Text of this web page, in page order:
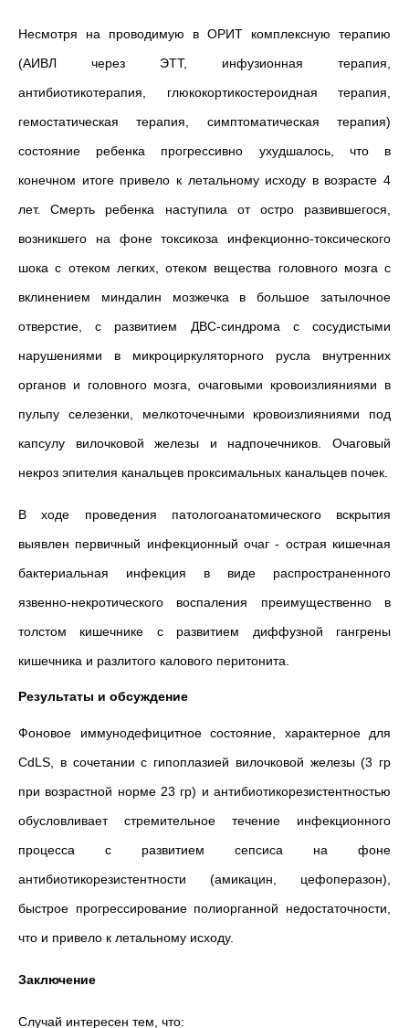
Несмотря на проводимую в ОРИТ комплексную терапию
(АИВЛ через ЭТТ, инфузионная терапия,
антибиотикотерапия, глюкокортикостероидная терапия,
гемостатическая терапия, симптоматическая терапия)
состояние ребенка прогрессивно ухудшалось, что в
конечном итоге привело к летальному исходу в возрасте 4
лет. Смерть ребенка наступила от остро развившегося,
возникшего на фоне токсикоза инфекционно-токсического
шока с отеком легких, отеком вещества головного мозга с
вклинением миндалин мозжечка в большое затылочное
отверстие, с развитием ДВС-синдрома с сосудистыми
нарушениями в микроциркуляторного русла внутренних
органов и головного мозга, очаговыми кровоизлияниями в
пульпу селезенки, мелкоточечными кровоизлияниями под
капсулу вилочковой железы и надпочечников. Очаговый
некроз эпителия канальцев проксимальных канальцев почек.
В ходе проведения патологоанатомического вскрытия
выявлен первичный инфекционный очаг - острая кишечная
бактериальная инфекция в виде распространенного
язвенно-некротического воспаления преимущественно в
толстом кишечнике с развитием диффузной гангрены
кишечника и разлитого калового перитонита.
Результаты и обсуждение
Фоновое иммунодефицитное состояние, характерное для
CdLS, в сочетании с гипоплазией вилочковой железы (3 гр
при возрастной норме 23 гр) и антибиотикорезистентностью
обусловливает стремительное течение инфекционного
процесса с развитием сепсиса на фоне
антибиотикорезистентности (амикацин, цефоперазон),
быстрое прогрессирование полиорганной недостаточности,
что и привело к летальному исходу.
Заключение
Случай интересен тем, что: